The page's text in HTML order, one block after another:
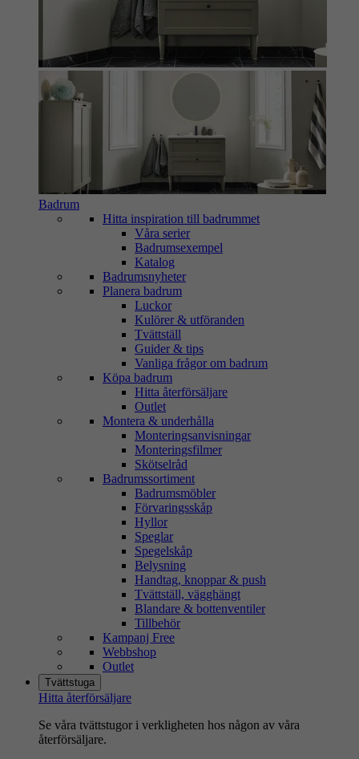
Badrum
Hitta inspiration till badrummet
Våra serier
Badrumsexempel
Katalog
Badrumsnyheter
Planera badrum
Luckor
Kulörer & utföranden
Tvättställ
Guider & tips
Vanliga frågor om badrum
Köpa badrum
Hitta återförsäljare
Outlet
Montera & underhålla
Monteringsanvisningar
Monteringsfilmer
Skötselråd
Badrumssortiment
Badrumsmöbler
Förvaringsskåp
Hyllor
Speglar
Spegelskåp
Belysning
Handtag, knoppar & push
Tvättställ, vägghängt
Blandare & bottenventiler
Tillbehör
Kampanj Free
Webbshop
Outlet
Tvättstuga
Hitta återförsäljare
Se våra tvättstugor i verkligheten hos någon av våra
återförsäljare.